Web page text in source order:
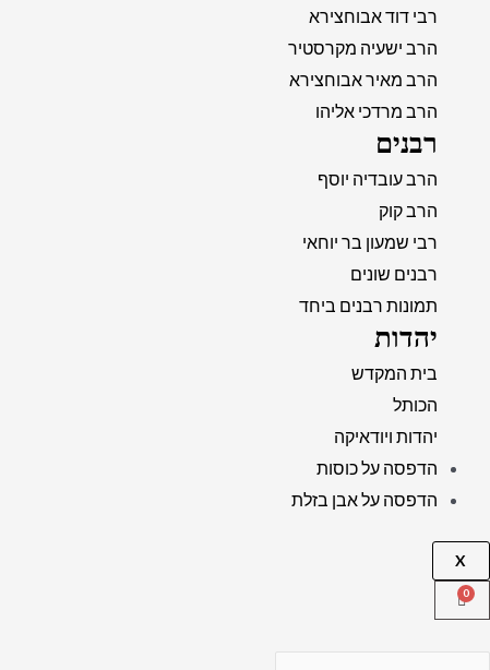
רבי דוד אבוחצירא
הרב ישעיה מקרסטיר
הרב מאיר אבוחצירא
הרב מרדכי אליהו
רבנים
הרב עובדיה יוסף
הרב קוק
רבי שמעון בר יוחאי
רבנים שונים
תמונות רבנים ביחד
יהדות
בית המקדש
הכותל
יהדות ויודאיקה
הדפסה על כוסות
הדפסה על אבן בזלת
X